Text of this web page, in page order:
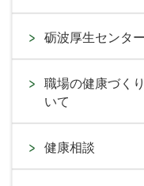
砺波厚生センタ
職場の健康づく
いて
健康相談